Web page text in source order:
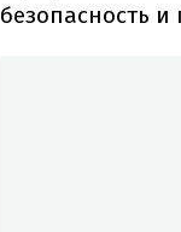
безопасность